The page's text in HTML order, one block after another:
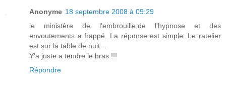
Anonyme 18 septembre 2008 à 09:29
le ministère de l'embrouille,de l'hypnose et des
envoutements a frappé. La réponse est simple. Le ratelier
est sur la table de nuit...
Y'a juste a tendre le bras !!!
Répondre